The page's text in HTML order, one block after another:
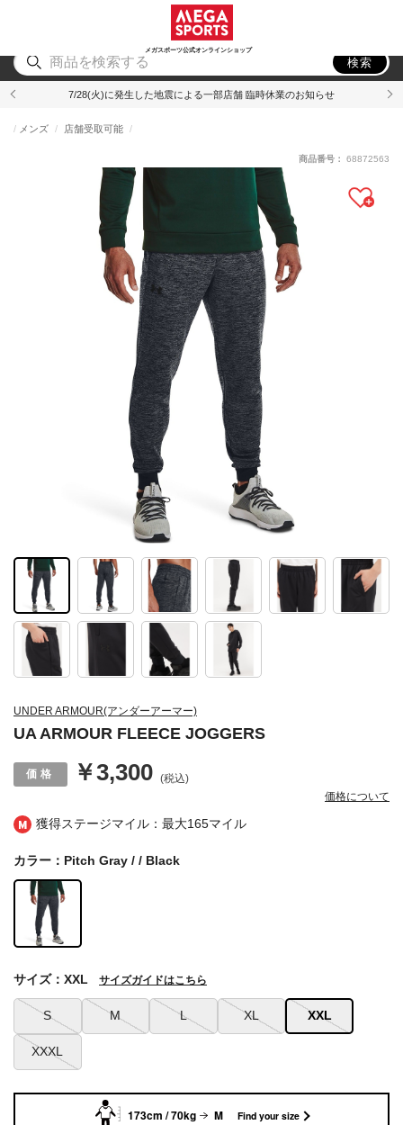
メガスポーツ公式オンラインショップ
アウトドア
検索
7/28(火)に発生した地震による一部店舗 臨時休業のお知らせ
獲得ステージマイル：最大165マイル
UNDER ARMOUR(アンダーアーマー)
UA ARMOUR FLEECE JOGGERS
メンズ 店舗受取可能
￥3,300 (税込)
価格について
商品番号： 68872563
カラー：Pitch Gray / / Black
S M L XL XXL
XXXL
サイズ：XXL サイズガイドはこちら
173cm / 70kg M Find your size